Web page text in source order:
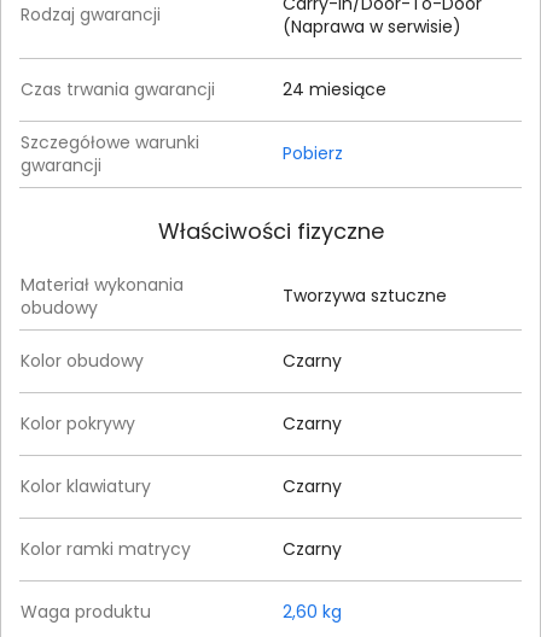
Rodzaj gwarancji
(Naprawa w serwisie)
Czas trwania gwarancji 24 miesiące
Szczegółowe warunki
gwarancji
Pobierz
Właściwości fizyczne
Materiał wykonania
obudowy
Tworzywa sztuczne
Kolor obudowy Czarny
Kolor pokrywy Czarny
Kolor klawiatury Czarny
Kolor ramki matrycy Czarny
Waga produktu 2,60 kg